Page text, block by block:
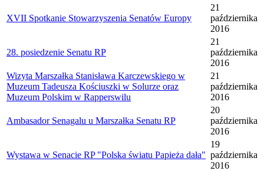
XVII Spotkanie Stowarzyszenia Senatów Europy
21
października
2016
28. posiedzenie Senatu RP
21
października
2016
Wizyta Marszałka Stanisława Karczewskiego w
Muzeum Tadeusza Kościuszki w Solurze oraz
Muzeum Polskim w Rapperswilu
21
października
2016
Ambasador Senagalu u Marszałka Senatu RP
20
października
2016
Wystawa w Senacie RP "Polska światu Papieża dała"
19
października
2016